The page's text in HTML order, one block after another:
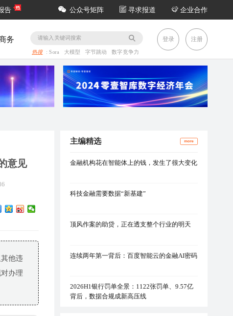
告 公众号矩阵 寻求报道 企业合作
务
热搜 :Sora 大模型 字节跳动 数字竞争力
登录 注册
意见
他违
办理
主编精选 more
金融机构花在智能体上的钱，发生了很大变化
科技金融需要数据“新基建”
顶风作案的助贷，正在透支整个行业的明天
连续两年第一背后：百度智能云的金融AI密码
2026H1银行罚单全景：1122张罚单、9.57亿
背后，数据合规成新高压线